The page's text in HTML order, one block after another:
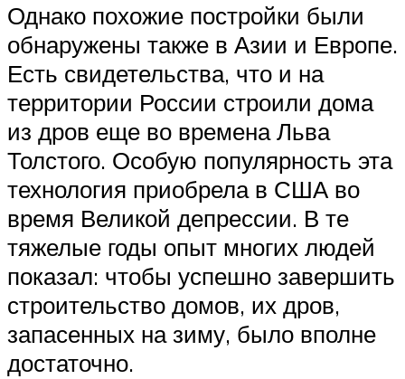
Однако похожие постройки были
обнаружены также в Азии и Европе.
Есть свидетельства, что и на
территории России строили дома
из дров еще во времена Льва
Толстого. Особую популярность эта
технология приобрела в США во
время Великой депрессии. В те
тяжелые годы опыт многих людей
показал: чтобы успешно завершить
строительство домов, их дров,
запасенных на зиму, было вполне
достаточно.